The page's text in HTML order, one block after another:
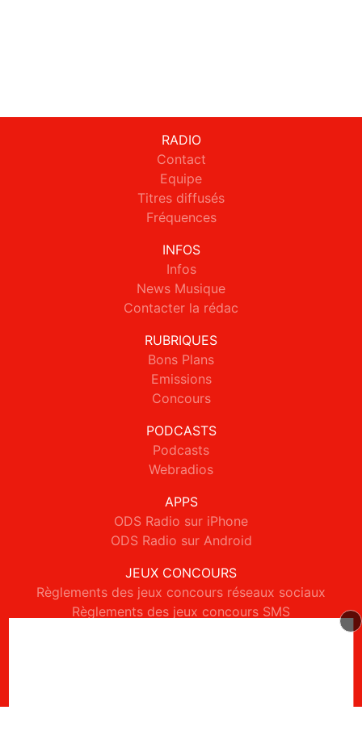
RADIO
Contact
Equipe
Titres diffusés
Fréquences
INFOS
Infos
News Musique
Contacter la rédac
RUBRIQUES
Bons Plans
Emissions
Concours
PODCASTS
Podcasts
Webradios
APPS
ODS Radio sur iPhone
ODS Radio sur Android
JEUX CONCOURS
Règlements des jeux concours réseaux sociaux
Règlements des jeux concours SMS